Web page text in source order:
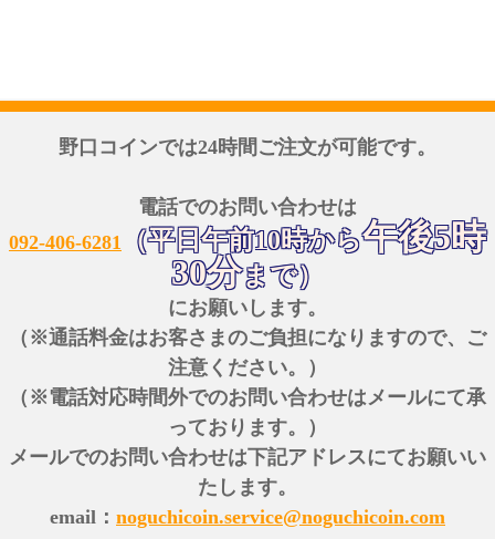
野口コインでは24時間ご注文が可能です。
電話でのお問い合わせは
092-406-6281
（平日午前10時から午後5時
30分まで）
にお願いします。
（※通話料金はお客さまのご負担になりますので、ご
注意ください。）
（※電話対応時間外でのお問い合わせはメールにて承
っております。）
メールでのお問い合わせは下記アドレスにてお願いい
たします。
email： noguchicoin.service@noguchicoin.com